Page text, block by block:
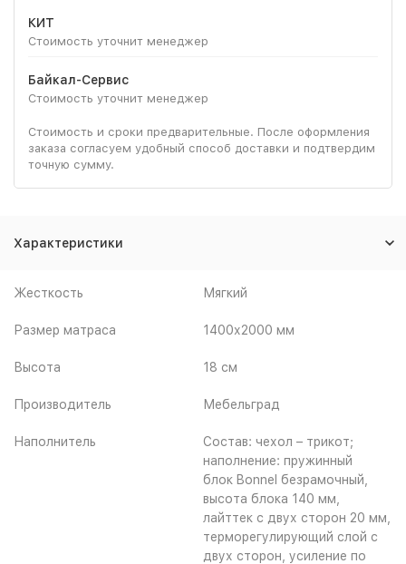
КИТ
Стоимость уточнит менеджер
Байкал-Сервис
Стоимость уточнит менеджер
Стоимость и сроки предварительные. После оформления
заказа согласуем удобный способ доставки и подтвердим
точную сумму.
Характеристики
Жесткость Мягкий
Размер матраса 1400х2000 мм
Высота 18 см
Производитель Мебельград
Наполнитель
Состав: чехол – трикот;
наполнение: пружинный
блок Bonnel безрамочный,
высота блока 140 мм,
лайттек с двух сторон 20 мм,
терморегулирующий слой с
двух сторон, усиление по